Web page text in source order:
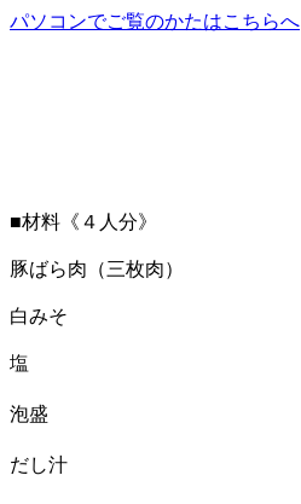
パソコンでご覧のかたはこちらへ
■材料《４人分》
豚ばら肉（三枚肉）
白みそ
塩
泡盛
だし汁